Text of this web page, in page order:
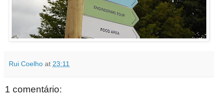
Rui Coelho at 23:11
1 comentário: